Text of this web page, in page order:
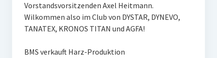
Vorstandsvorsitzenden Axel Heitmann.
Wilkommen also im Club von DYSTAR, DYNEVO,
TANATEX, KRONOS TITAN und AGFA!
BMS verkauft Harz-Produktion